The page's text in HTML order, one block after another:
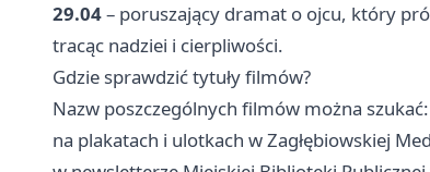
29.04– poruszający dramat o ojcu, który
tracąc nadziei i cierpliwości.
Gdzie sprawdzić tytuły filmów?
Nazw poszczególnych filmów można szukać:
na plakatach i ulotkach w Zagłębiowskiej